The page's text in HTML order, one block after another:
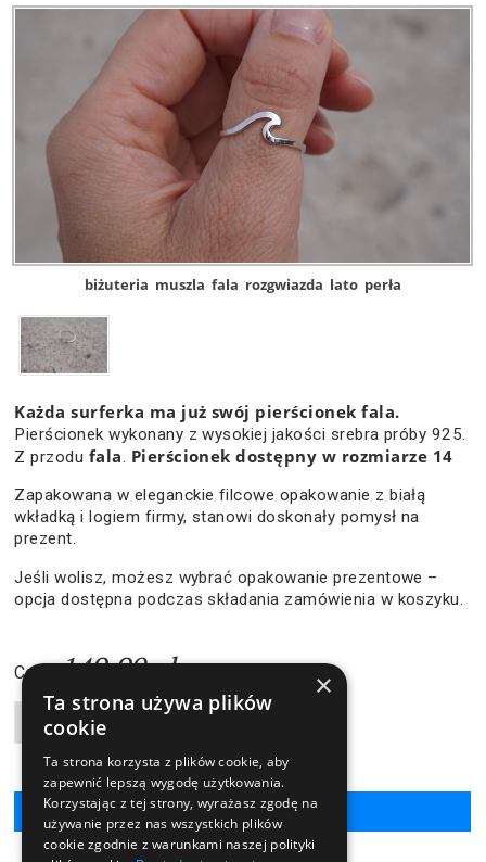
biżuteria muszla fala rozgwiazda lato perła
Każda surferka ma już swój pierścionek fala.
Pierścionek wykonany z wysokiej jakości srebra próby 925.
Z przodu fala. Pierścionek dostępny w rozmiarze 14
Zapakowana w eleganckie filcowe opakowanie z białą
wkładką i logiem firmy, stanowi doskonały pomysł na
prezent.
Jeśli wolisz, możesz wybrać opakowanie prezentowe –
opcja dostępna podczas składania zamówienia w koszyku.
Cena: 149,90 zł
Liczba produktów
×
Ta strona używa plików
cookie
Ta strona korzysta z plików cookie, aby
zapewnić lepszą wygodę użytkowania.
Korzystając z tej strony, wyrażasz zgodę na
używanie przez nas wszystkich plików
cookie zgodnie z warunkami naszej polityki